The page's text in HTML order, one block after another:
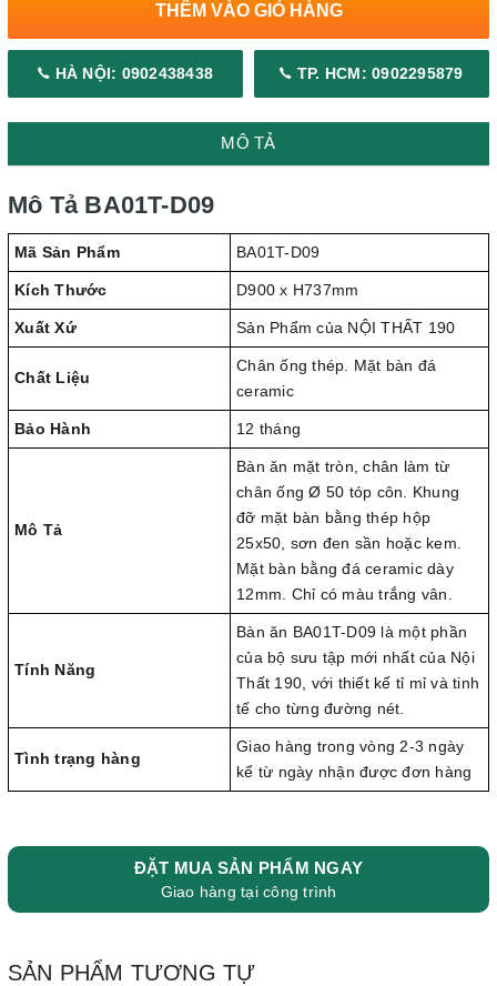
THÊM VÀO GIỎ HÀNG
HÀ NỘI: 0902438438 TP. HCM: 0902295879
MÔ TẢ
Mô Tả BA01T-D09
Mã Sản Phẩm BA01T-D09
Kích Thước D900 x H737mm
Xuất Xứ Sản Phẩm của NỘI THẤT 190
Chất Liệu
Chân ống thép. Mặt bàn đá
ceramic
Bảo Hành 12 tháng
Mô Tả
Bàn ăn mặt tròn, chân làm từ
chân ống Ø 50 tóp côn. Khung
đỡ mặt bàn bằng thép hộp
25x50, sơn đen sần hoặc kem.
Mặt bàn bằng đá ceramic dày
12mm. Chỉ có màu trắng vân.
Tính Năng
Bàn ăn BA01T-D09 là một phần
của bộ sưu tập mới nhất của Nội
Thất 190, với thiết kế tỉ mỉ và tinh
tế cho từng đường nét.
Tình trạng hàng
Giao hàng trong vòng 2-3 ngày
kể từ ngày nhận được đơn hàng
ĐẶT MUA SẢN PHẨM NGAY
Giao hàng tại công trình
SẢN PHẨM TƯƠNG TỰ